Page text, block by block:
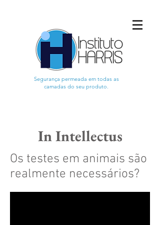
Segurança permeada em todas as
camadas do seu produto.
In Intellectus
Os testes em animais são
realmente necessários?